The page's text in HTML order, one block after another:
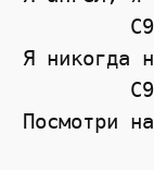
         C9
Я никогда
         C9
Посмотри